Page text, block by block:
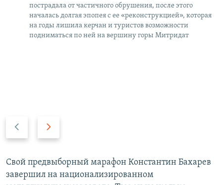
пострадала от частичного обрушения, после этого
началась долгая эпопея с ее «реконструкцией», которая
на годы лишила керчан и туристов возможности
подниматься по ней на вершину горы Митридат
д
ы
д
у
Свой предвыборный марафон Константин Бахарев
завершил на национализированном